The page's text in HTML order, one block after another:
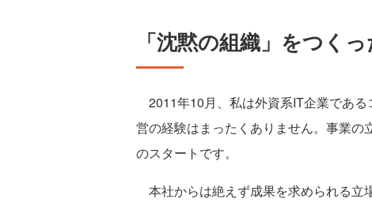
「沈黙の組織」をつく
2011年10月、私は外資系IT企業であ
営の経験はまったくありません。事業の
のスタートです。
本社からは絶えず成果を求められる立